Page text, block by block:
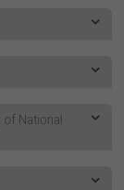
of National